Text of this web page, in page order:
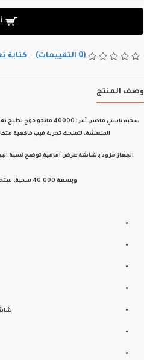
(0 التقييمات) - كتابة
وصف المنتج
سحبة ناستي ماكس ألترا 40000 مانجو خوخ بطيخ
المنعشة، لتمنحك تجربة فيب فاكهية
الجهاز مزود بـ شاشة عرض أمامية توضح نسبة
وبسعة 40,000 سحبة ،